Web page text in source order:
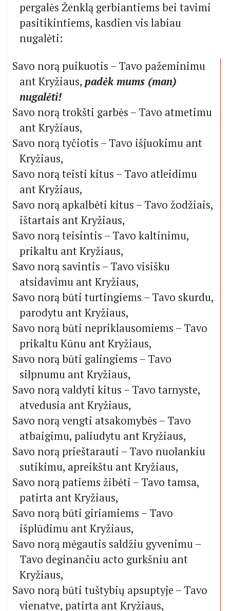
pergalės Ženklą gerbiantiems bei tavimi
pasitikintiems, kasdien vis labiau
nugalėti:
Savo norą puikuotis – Tavo pažeminimu
ant Kryžiaus, padėk mums (man)
nugalėti!
Savo norą trokšti garbės – Tavo atmetimu
ant Kryžiaus,
Savo norą tyčiotis – Tavo išjuokimu ant
Kryžiaus,
Savo norą teisti kitus – Tavo atleidimu
ant Kryžiaus,
Savo norą apkalbėti kitus – Tavo žodžiais,
ištartais ant Kryžiaus,
Savo norą teisintis – Tavo kaltinimu,
prikaltu ant Kryžiaus,
Savo norą savintis – Tavo visišku
atsidavimu ant Kryžiaus,
Savo norą būti turtingiems – Tavo skurdu,
parodytu ant Kryžiaus,
Savo norą būti nepriklausomiems – Tavo
prikaltu Kūnu ant Kryžiaus,
Savo norą būti galingiems – Tavo
silpnumu ant Kryžiaus,
Savo norą valdyti kitus – Tavo tarnyste,
atvedusia ant Kryžiaus,
Savo norą vengti atsakomybės – Tavo
atbaigimu, paliudytu ant Kryžiaus,
Savo norą prieštarauti – Tavo nuolankiu
sutikimu, apreikštu ant Kryžiaus,
Savo norą patiems žibėti – Tavo tamsa,
patirta ant Kryžiaus,
Savo norą būti giriamiems – Tavo
išplūdimu ant Kryžiaus,
Savo norą mėgautis saldžiu gyvenimu –
Tavo deginančiu acto gurkšniu ant
Kryžiaus,
Savo norą būti tuštybių apsuptyje – Tavo
vienatve, patirta ant Kryžiaus,